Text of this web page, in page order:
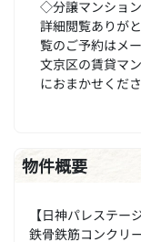
◇分譲マンショ
詳細閲覧ありが
覧のご予約はメ
文京区の賃貸マ
におまかせくだ
物件概要
【日神パレステー
鉄骨鉄筋コンクリ